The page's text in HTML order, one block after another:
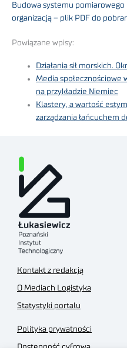
Budowa systemu
organizacją – plik PDF do
Powiązane wpisy:
Działania sił morskich.
Media społecznościowe
na przykładzie Niemiec
Klastery, a wartość
zarządzania łańcuchem
Kontakt z redakcją
O Mediach Logistyka
Statystyki portalu
Polityka prywatności
Dostępność cyfrowa